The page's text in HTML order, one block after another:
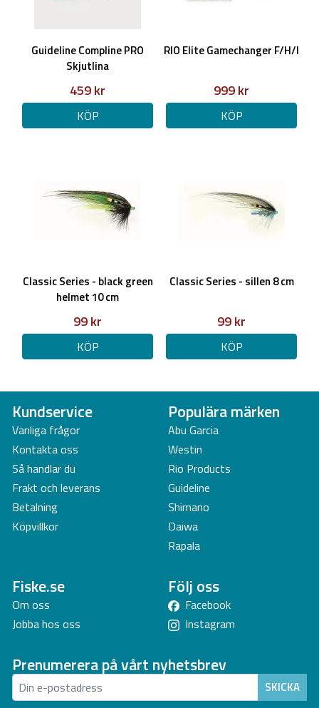
550grain / 35,6g
Längd: 7,0m
Klass: #8
Rek tip: 6-8g
Klass: #8/9
Rek tip: 8-10g
Klass: #9
Rek tip: 8-10g
725grain / 47,0g
Guideline Compline PRO
Skjutlina
459 kr
KÖP
RIO Elite Gamechanger F/H/I
999 kr
KÖP
Classic Series - black green
helmet 10 cm
99 kr
KÖP
Classic Series - sillen 8 cm
99 kr
KÖP
Kundservice
Vanliga frågor
Kontakta oss
Så handlar du
Frakt och leverans
Betalning
Köpvillkor
Populära märken
Abu Garcia
Westin
Rio Products
Guideline
Shimano
Daiwa
Rapala
Fiske.se
Om oss
Jobba hos oss
Följ oss
Facebook
Instagram
Prenumerera på vårt nyhetsbrev
SKICKA